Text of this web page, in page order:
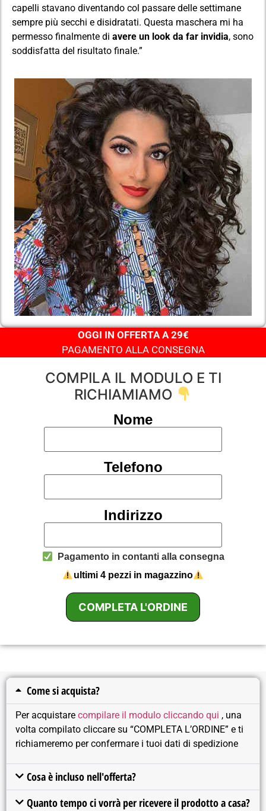
capelli stavano diventando col passare delle settimane
sempre più secchi e disidratati. Questa maschera mi ha
permesso finalmente di avere un look da far invidia, sono
soddisfatta del risultato finale.”
OGGI IN OFFERTA A 29€
PAGAMENTO ALLA CONSEGNA
COMPILA IL MODULO E TI
RICHIAMIAMO
Nome
Telefono
Indirizzo
Pagamento in contanti alla consegna
ultimi 4 pezzi in magazzino
COMPLETA L'ORDINE
Come si acquista?
Per acquistare compilare il modulo cliccando qui , una
volta compilato cliccare su “COMPLETA L’ORDINE” e ti
richiameremo per confermare i tuoi dati di spedizione
Cosa è incluso nell'offerta?
Quanto tempo ci vorrà per ricevere il prodotto a casa?